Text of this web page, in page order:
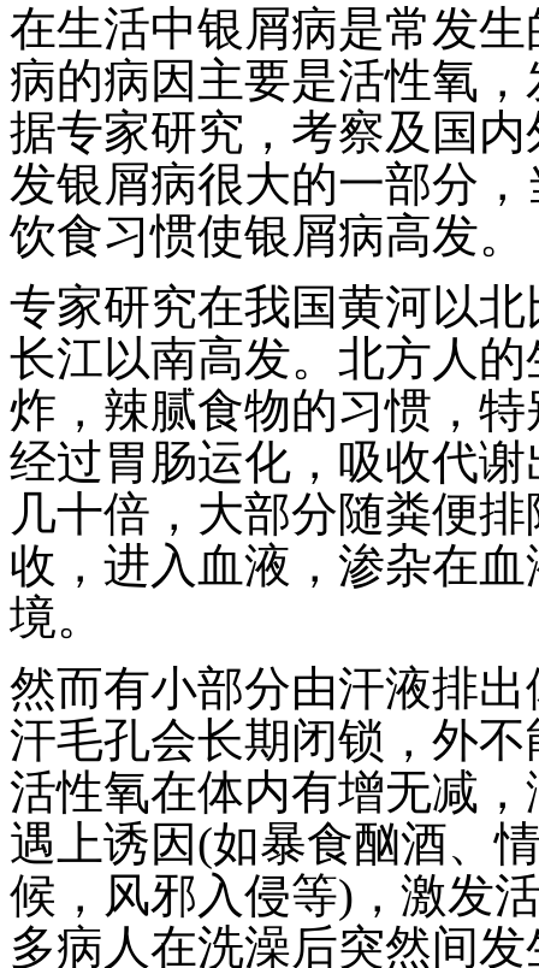
在生活中银屑病是常发
病的病因主要是活性氧
据专家研究，考察及国
发银屑病很大的一部分
饮食习惯使银屑病高发。
专家研究在我国黄河以
长江以南高发。北方人
炸，辣腻食物的习惯，
经过胃肠运化，吸收代
几十倍，大部分随粪便
收，进入血液，渗杂在
境。
然而有小部分由汗液排
汗毛孔会长期闭锁，外
活性氧在体内有增无减
遇上诱因(如暴食酗酒、
候，风邪入侵等)，激发
多病人在洗澡后突然间